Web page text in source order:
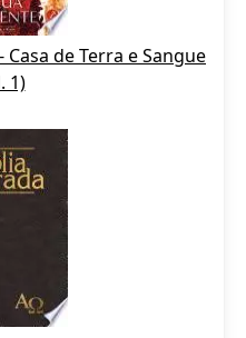
Casa de Terra e Sangue
1)